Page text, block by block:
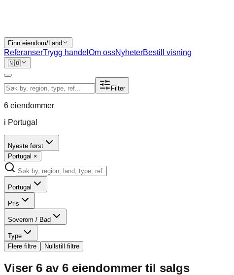
Finn eiendom/Land
ReferanserTrygg handel Om ossNyheterBestill visning
🇳🇴
Filter
6 eiendommer
i Portugal
Nyeste først
Portugal ×
Portugal
Pris
Soverom / Bad
Type
Flere filtre
Nullstill filtre
Viser 6 av 6 eiendommer til salgs